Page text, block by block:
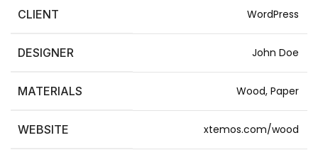
CLIENT WordPress
DESIGNER John Doe
MATERIALS Wood, Paper
WEBSITE xtemos.com/wood